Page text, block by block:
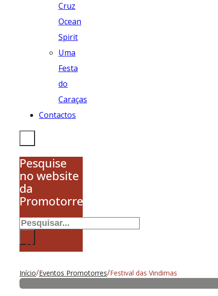
Cruz
Ocean
Spirit
Uma
Festa
do
Caraças
Contactos
Pesquise
no website
da
Promotorres
Pesquisar
×
Início/Eventos Promotorres/Festival das Vindimas